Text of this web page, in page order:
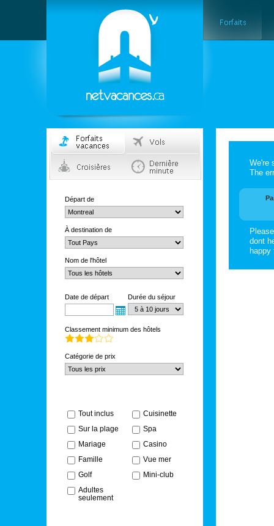
Départ de
À destination de
Nom de l'hôtel
Date de départ Durée du séjour
Classement minimum des hôtels
Catégorie de prix
Tout inclus
Cuisinette
Sur la plage
Spa
Mariage
Casino
Famille
Vue mer
Golf
Mini-club
Adultes
seulement
We're
The
dont